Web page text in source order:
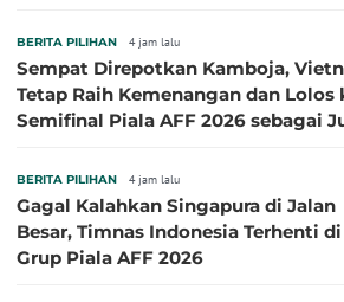
BERITA PILIHAN 4 jam lalu
Sempat Direpotkan Kamboja,
Tetap Raih Kemenangan dan Lolos
Semifinal Piala AFF 2026 sebagai
BERITA PILIHAN 4 jam lalu
Gagal Kalahkan Singapura di Jalan
Besar, Timnas Indonesia Terhenti di
Grup Piala AFF 2026